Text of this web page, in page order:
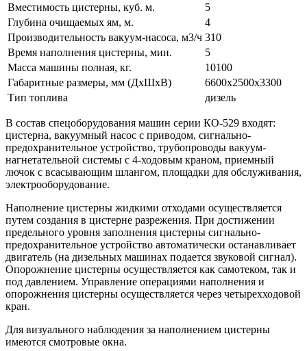
Вместимость цистерны, куб. м.
5
Глубина очищаемых ям, м.
4
Производительность вакуум-насоса, м3/ч 310
Время наполнения цистерны, мин.
5
Масса машины полная, кг.
10100
Габаритные размеры, мм (ДхШхВ)
6600х2500х3300
Тип топлива
дизель
В состав спецоборудования машин серии КО-529 входят:
цистерна, вакуумный насос с приводом, сигнально-
предохранительное устройство, трубопроводы вакуум-
нагнетательной системы с 4-ходовым краном, приемный
лючок с всасывающим шлангом, площадки для обслуживания,
электрооборудование.
Наполнение цистерны жидкими отходами осуществляется
путем создания в цистерне разрежения. При достижении
предельного уровня заполнения цистерны сигнально-
предохранительное устройство автоматически останавливает
двигатель (на дизельных машинах подается звуковой сигнал).
Опорожнение цистерны осуществляется как самотеком, так и
под давлением. Управление операциями наполнения и
опорожнения цистерны осуществляется через четырехходовой
кран.
Для визуального наблюдения за наполнением цистерны
имеются смотровые окна.